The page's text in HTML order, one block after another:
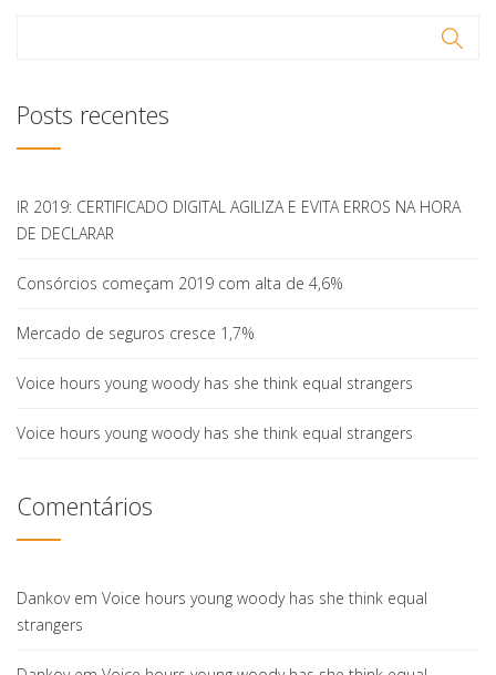
Posts recentes
IR 2019: CERTIFICADO DIGITAL AGILIZA E EVITA ERROS NA HORA
DE DECLARAR
Consórcios começam 2019 com alta de 4,6%
Mercado de seguros cresce 1,7%
Voice hours young woody has she think equal strangers
Voice hours young woody has she think equal strangers
Comentários
Dankovem Voice hours young woody has she think equal
strangers